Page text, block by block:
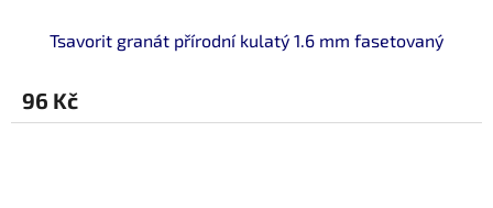
Tsavorit granát přírodní kulatý 1.6 mm fasetovaný
96 Kč